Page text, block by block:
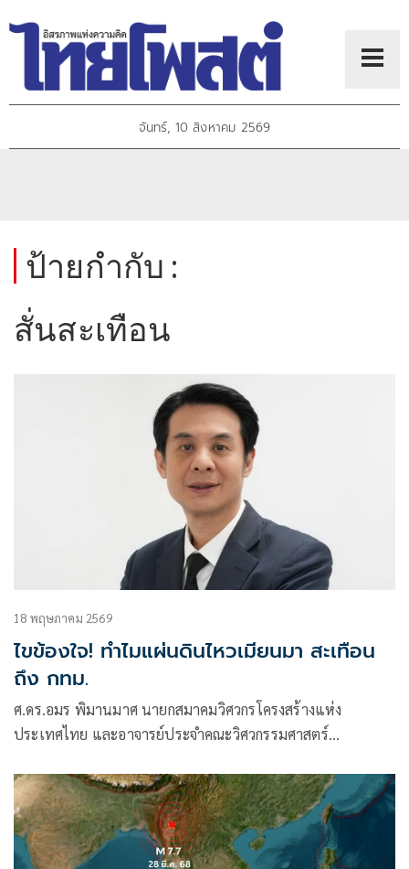
จันทร์, 10 สิงหาคม 2569
ป้ายกำกับ :
สั่นสะเทือน
18 พฤษภาคม 2569
ไขข้องใจ! ทำไมแผ่นดินไหวเมียนมา สะเทือน
ถึง กทม.
ศ.ดร.อมร พิมานมาศ นายกสมาคมวิศวกรโครงสร้างแห่ง
ประเทศไทย และอาจารย์ประจำคณะวิศวกรรมศาสตร์
ขนาด 5.3